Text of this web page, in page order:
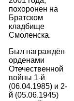
похоронен на
Братском
кладбище
Смоленска.
Был награждён
орденами
Отечественной
войны 1-й
(06.04.1985) и 2-
й (05.06.1945)